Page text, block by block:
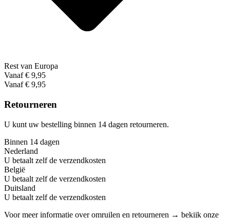
Rest van Europa
Vanaf € 9,95
Vanaf € 9,95
Retourneren
U kunt uw bestelling binnen 14 dagen retourneren.
Binnen 14 dagen
Nederland
U betaalt zelf de verzendkosten
België
U betaalt zelf de verzendkosten
Duitsland
U betaalt zelf de verzendkosten
Voor meer informatie over omruilen en retourneren → bekijk onze